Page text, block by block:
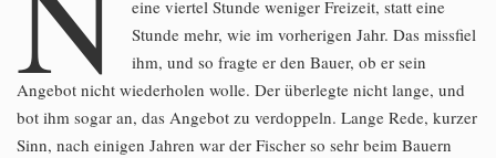
eine viertel Stunde weniger Freizeit, statt eine
Stunde mehr, wie im vorherigen Jahr. Das missfiel
ihm, und so fragte er den Bauer, ob er sein
Angebot nicht wiederholen wolle. Der überlegte nicht lange, und
bot ihm sogar an, das Angebot zu verdoppeln. Lange Rede, kurzer
Sinn, nach einigen Jahren war der Fischer so sehr beim Bauern